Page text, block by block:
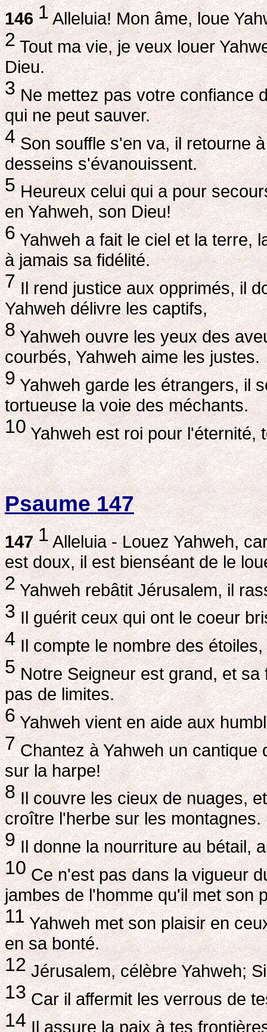
146 1Alleluia! Mon âme, loue
2Tout ma vie, je veux louer
Dieu.
3Ne mettez pas votre confiance
qui ne peut sauver.
4Son souffle s'en va, il retourne
desseins s'évanouissent.
5Heureux celui qui a pour
en Yahweh, son Dieu!
6Yahweh a fait le ciel et la terre,
à jamais sa fidélité.
7Il rend justice aux opprimés, il
Yahweh délivre les captifs,
8Yahweh ouvre les yeux des
courbés, Yahweh aime les justes.
9Yahweh garde les étrangers, il
tortueuse la voie des méchants.
10Yahweh est roi pour l'éternité,
Psaume 147
147 1Alleluia - Louez Yahweh,
est doux, il est bienséant de le
2Yahweh rebâtit Jérusalem, il
3Il guérit ceux qui ont le coeur
4Il compte le nombre des
5Notre Seigneur est grand, et sa
pas de limites.
6Yahweh vient en aide aux
7Chantez à Yahweh un cantique
sur la harpe!
8Il couvre les cieux de nuages,
croître l'herbe sur les montagnes.
9 Il donne la nourriture au bétail,
10Ce n'est pas dans la vigueur
jambes de l'homme qu'il met son
11Yahweh met son plaisir en
en sa bonté.
12Jérusalem, célèbre Yahweh;
13Car il affermit les verrous de
14Il assure la paix à tes